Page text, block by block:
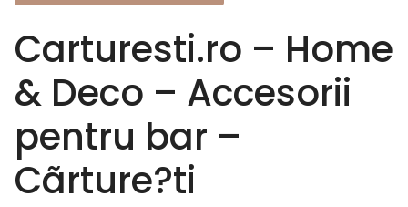
Carturesti.ro – Home
& Deco – Accesorii
pentru bar –
Cãrture?ti